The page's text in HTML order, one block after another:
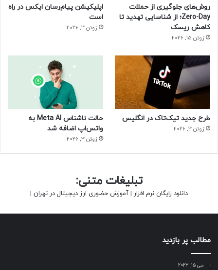
روش‌های جلوگیری از حملات
Zero-Day؛ از شناسایی تهدید تا
کاهش ریسک
ژوئن 15, 2026
اپلیکیشن پیام‌رسان ایکس در راه
است
ژوئن 3, 2026
طرح جدید تیک‌تاک در انگلیس
ژوئن 3, 2026
حالت ناشناس Meta AI به
واتس‌اپ اضافه شد
ژوئن 3, 2026
تبلیغات متنی:
دانلود رایگان نرم افزار | آموزش حضوری ارز دیجیتال در تهران |
مطالب پر بازدید
می 15, 2023